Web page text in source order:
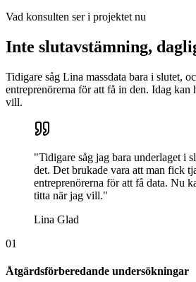
Vad konsulten ser i projektet nu
Inte slutavstämning,
Tidigare såg Lina massdata bara i slutet,
entreprenörerna för att få in den. Idag kan
vill.
"Tidigare såg jag bara underlaget i
det. Det brukade vara att man fick
entreprenörerna för att få data. Nu
titta när jag vill."
Lina Glad
01
Åtgärdsförberedande undersökningar